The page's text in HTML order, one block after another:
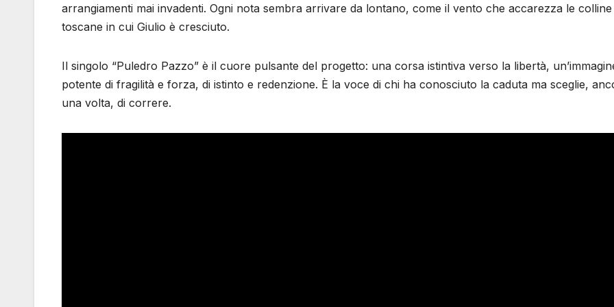
arrangiamenti mai invadenti. Ogni nota sembra arrivare da lontano, come il vento che accarezza le colline
toscane in cui Giulio è cresciuto.
Il singolo “Puledro Pazzo” è il cuore pulsante del progetto: una corsa istintiva verso la libertà,
potente di fragilità e forza, di istinto e redenzione. È la voce di chi ha conosciuto la caduta ma sceglie,
una volta, di correre.